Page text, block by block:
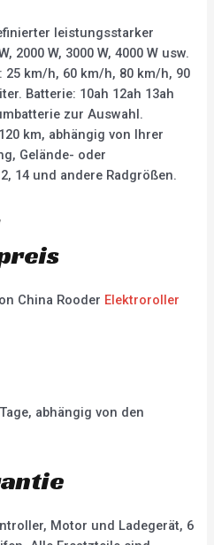
leistungsstarker
2000 W, 3000 W, 4000 W usw.
25 km/h, 60 km/h, 80 km/h, 90
Batterie: 10ah 12ah 13ah
zur Auswahl.
km, abhängig von Ihrer
Gelände- oder
14 und andere Radgrößen.
China Rooder Elektroroller
abhängig von den
Motor und Ladegerät, 6